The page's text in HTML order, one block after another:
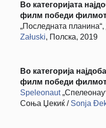
Во категоријата
филм победи
„Последната
Załuski, Полска, 2019
Во категорија
филм победи
Speleonaut
Соња Џекиќ / Sonja